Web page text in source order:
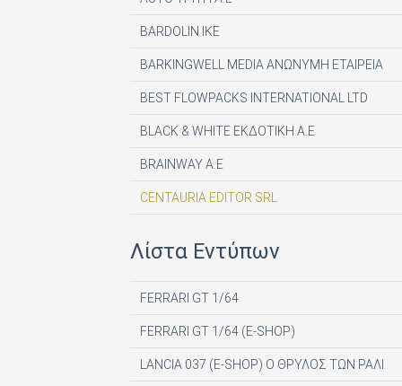
BARDOLIN ΙΚΕ
BARKINGWELL MEDIA ΑΝΩΝΥΜΗ ΕΤΑΙΡΕΙΑ
BEST FLOWPACKS INTERNATIONAL LTD
BLACK & WHITE ΕΚΔΟΤΙΚΗ Α.Ε
BRAINWAY A.E
CENTAURIA EDITOR SRL
DIGITAL CONTENT S.A.
DIGITAL MEDIA EPTA LTD ΥΠΟΚΑΤΑΣΤΗΜΑ
DOCUMENTO MEDIA ΜΟΝΟΠΡΟΣΩΠΗ ΙΚΕ
Λίστα Εντύπων
FERRARI GT 1/64
FERRARI GT 1/64 (E-SHOP)
LANCIA 037 (E-SHOP) Ο ΘΡΥΛΟΣ ΤΩΝ ΡΑΛΙ